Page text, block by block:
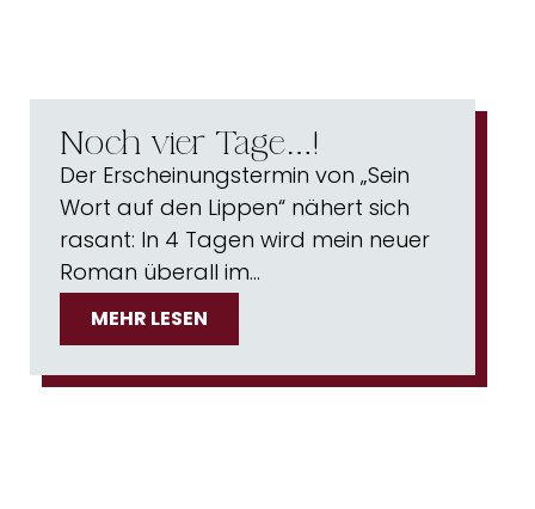
Noch vier Tage…!
Der Erscheinungstermin von „Sein
Wort auf den Lippen“ nähert sich
rasant: In 4 Tagen wird mein neuer
Roman überall im…
MEHR LESEN